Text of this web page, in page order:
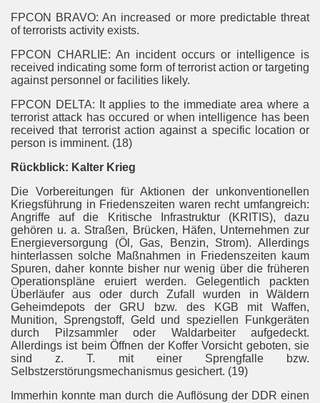
FPCON BRAVO: An increased or more predictable threat
of terrorists activity exists.
FPCON CHARLIE: An incident occurs or intelligence is
received indicating some form of terrorist action or targeting
against personnel or facilities likely.
FPCON DELTA: It applies to the immediate area where a
terrorist attack has occured or when intelligence has been
received that terrorist action against a specific location or
person is imminent. (18)
Rückblick: Kalter Krieg
Die Vorbereitungen für Aktionen der unkonventionellen
Kriegsführung in Friedenszeiten waren recht umfangreich:
Angriffe auf die Kritische Infrastruktur (KRITIS), dazu
gehören u. a. Straßen, Brücken, Häfen, Unternehmen zur
Energieversorgung (Öl, Gas, Benzin, Strom). Allerdings
hinterlassen solche Maßnahmen in Friedenszeiten kaum
Spuren, daher konnte bisher nur wenig über die früheren
Operationspläne eruiert werden. Gelegentlich packten
Überläufer aus oder durch Zufall wurden in Wäldern
Geheimdepots der GRU bzw. des KGB mit Waffen,
Munition, Sprengstoff, Geld und speziellen Funkgeräten
durch Pilzsammler oder Waldarbeiter aufgedeckt.
Allerdings ist beim Öffnen der Koffer Vorsicht geboten, sie
sind z. T. mit einer Sprengfalle bzw.
Selbstzerstörungsmechanismus gesichert. (19)
Immerhin konnte man durch die Auflösung der DDR einen